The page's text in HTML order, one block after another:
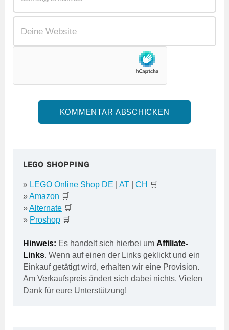
LEGO SHOPPING
» LEGO Online Shop DE AT CH 🛒
»Amazon 🛒
»Alternate 🛒
» Proshop 🛒
Hinweis: Es handelt sich hierbei um Affiliate-
Links. Wenn auf einen der Links geklickt und ein
Einkauf getätigt wird, erhalten wir eine Provision.
Am Verkaufspreis ändert sich dabei nichts. Vielen
Dank für eure Unterstützung!